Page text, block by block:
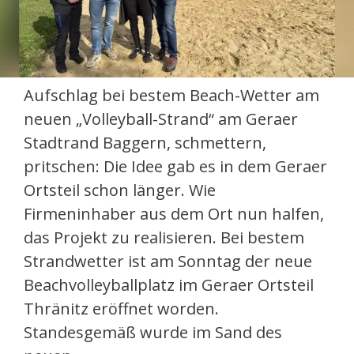
Aufschlag bei bestem Beach-Wetter am
neuen „Volleyball-Strand“ am Geraer
Stadtrand Baggern, schmettern,
pritschen: Die Idee gab es in dem Geraer
Ortsteil schon länger. Wie
Firmeninhaber aus dem Ort nun halfen,
das Projekt zu realisieren. Bei bestem
Strandwetter ist am Sonntag der neue
Beachvolleyballplatz im Geraer Ortsteil
Thränitz eröffnet worden.
Standesgemäß wurde im Sand des